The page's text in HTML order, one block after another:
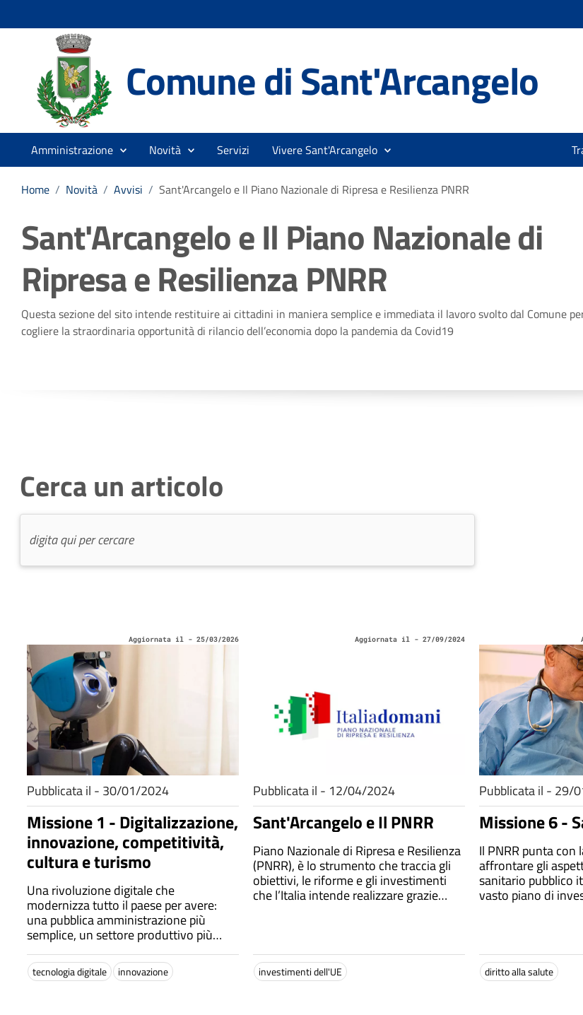
Comune di Sant'Arcangelo
Amministrazione Novità Servizi Vivere Sant'Arcangelo
Home / Novità / Avvisi / Sant'Arcangelo e Il Piano Nazionale di Ripresa e Resilienza PNRR
Sant'Arcangelo e Il Piano Nazionale di
Ripresa e Resilienza PNRR
Questa sezione del sito intende restituire ai cittadini in maniera semplice e immediata il lavoro svolto dal Comune
cogliere la straordinaria opportunità di rilancio dell’economia dopo la pandemia da Covid19
Cerca un articolo
Aggiornata il - 25/03/2026
Pubblicata il - 30/01/2024
Missione 1 - Digitalizzazione,
innovazione, competitività,
cultura e turismo
Una rivoluzione digitale che
modernizza tutto il paese per avere:
una pubblica amministrazione più
semplice, un settore produttivo più
competitivo e maggiori investimenti in
turismo e cultura
tecnologia digitale innovazione
Aggiornata il - 27/09/2024
Pubblicata il - 12/04/2024
Sant'Arcangelo e Il PNRR
Piano Nazionale di Ripresa e Resilienza
(PNRR), è lo strumento che traccia gli
obiettivi, le riforme e gli investimenti
che l’Italia intende realizzare grazie
investimenti dell'UE
Pubblicata il - 29/
Missione 6 -
Il PNRR punta con
affrontare gli
sanitario pubblico
vasto piano di
diritto alla salute